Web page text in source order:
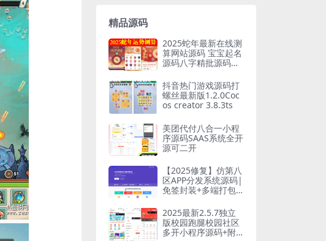
精品源码
2025蛇年最新在线测
算网站源码 宝宝起名
源码八字精批源码算
抖音热门游戏源码打
螺丝最新版1.2.0Coc
os creator 3.8.3ts
美团代付八合一小程
序源码SAAS系统全开
源可二开
【2025修复】仿第八
区APP分发系统源码|
免签封装+多端打包|
发+企业
2025最新2.5.7独立
版校园跑腿校园社区
多开小程序源码+附